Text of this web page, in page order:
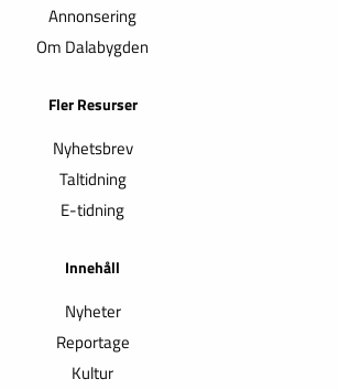
Annonsering
Om Dalabygden
Fler Resurser
Nyhetsbrev
Taltidning
E-tidning
Innehåll
Nyheter
Reportage
Kultur